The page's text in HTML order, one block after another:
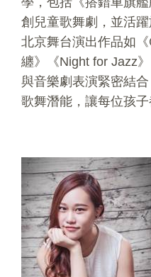
創兒童歌舞劇，並活
北京舞台演出作品如
纏》《Night for Jazz
與音樂劇表演緊密結
歌舞潛能，讓每位孩子